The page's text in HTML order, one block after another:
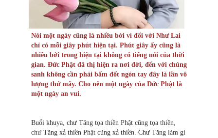
Nói một ngày cũng là nhiều bởi vì đối với Như Lai
chỉ có mỗi giây phút hiện tại. Phút giây ấy cũng là
nhiều bởi trong hiện tại không có tiếng nói của thời
gian. Ðức Phật đã thị hiện ra nơi đời, đến với chúng
sanh không cần phải bấm đốt ngón tay đây là lần vô
lượng thứ mấy. Cho nên một ngày của Ðức Phật là
một ngày an vui.
Buổi khuya, chư Tăng tọa thiền Phật cũng tọa thiền,
chư Tăng xả thiền Phật cũng xả thiền. Chư Tăng làm gì